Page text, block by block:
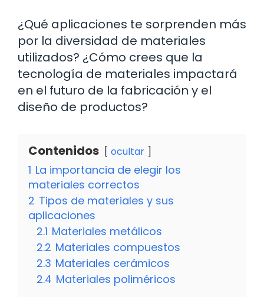
¿Qué aplicaciones te sorprenden más
por la diversidad de materiales
utilizados? ¿Cómo crees que la
tecnología de materiales impactará
en el futuro de la fabricación y el
diseño de productos?
Contenidos ocultar
1 La importancia de elegir los
materiales correctos
2 Tipos de materiales y sus
aplicaciones
2.1 Materiales metálicos
2.2 Materiales compuestos
2.3 Materiales cerámicos
2.4 Materiales poliméricos